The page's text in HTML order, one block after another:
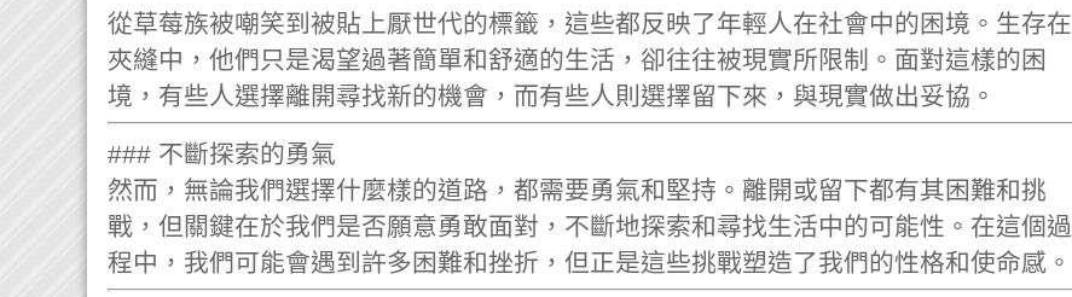
從草莓族被嘲笑到被貼上厭世代的標籤，這些都反映了年輕人在社會中的困境。生存在
夾縫中，他們只是渴望過著簡單和舒適的生活，卻往往被現實所限制。面對這樣的困
境，有些人選擇離開尋找新的機會，而有些人則選擇留下來，與現實做出妥協。
### 不斷探索的勇氣
然而，無論我們選擇什麼樣的道路，都需要勇氣和堅持。離開或留下都有其困難和挑
戰，但關鍵在於我們是否願意勇敢面對，不斷地探索和尋找生活中的可能性。在這個過
程中，我們可能會遇到許多困難和挫折，但正是這些挑戰塑造了我們的性格和使命感。